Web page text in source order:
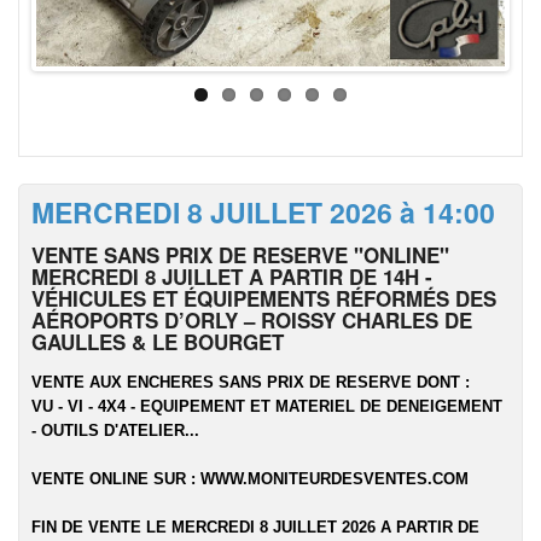
MERCREDI 8 JUILLET 2026 à 14:00
VENTE SANS PRIX DE RESERVE "ONLINE"
MERCREDI 8 JUILLET A PARTIR DE 14H -
VÉHICULES ET ÉQUIPEMENTS RÉFORMÉS DES
AÉROPORTS D’ORLY – ROISSY CHARLES DE
GAULLES & LE BOURGET
VENTE AUX ENCHERES SANS PRIX DE RESERVE DONT :
VU - VI - 4X4 - EQUIPEMENT ET MATERIEL DE DENEIGEMENT
- OUTILS D'ATELIER...
VENTE ONLINE SUR : WWW.MONITEURDESVENTES.COM
FIN DE VENTE LE MERCREDI 8 JUILLET 2026 A PARTIR DE